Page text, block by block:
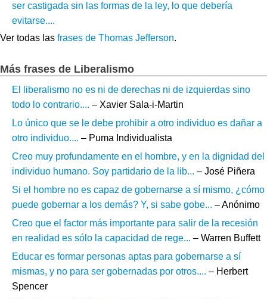
ser castigada sin las formas de la ley, lo que debería
evitarse....
Ver todas las frases de Thomas Jefferson.
Más frases de Liberalismo
El liberalismo no es ni de derechas ni de izquierdas sino
todo lo contrario.... – Xavier Sala-i-Martin
Lo único que se le debe prohibir a otro individuo es dañar a
otro individuo.... – Puma Individualista
Creo muy profundamente en el hombre, y en la dignidad del
individuo humano. Soy partidario de la lib... – José Piñera
Si el hombre no es capaz de gobernarse a sí mismo, ¿cómo
puede gobernar a los demás? Y, si sabe gobe... – Anónimo
Creo que el factor más importante para salir de la recesión
en realidad es sólo la capacidad de rege... – Warren Buffett
Educar es formar personas aptas para gobernarse a sí
mismas, y no para ser gobernadas por otros.... – Herbert
Spencer